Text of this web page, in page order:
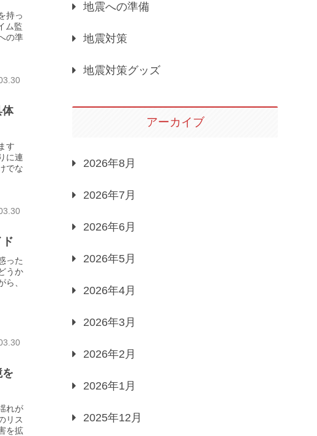
持っ
ム監
の準
体
す
に連
でな
った
うか
、
れが
リス
を拡
地震への準備
地震対策
地震対策グッズ
アーカイブ
2026年8月
2026年7月
2026年6月
2026年5月
2026年4月
2026年3月
2026年2月
2026年1月
2025年12月